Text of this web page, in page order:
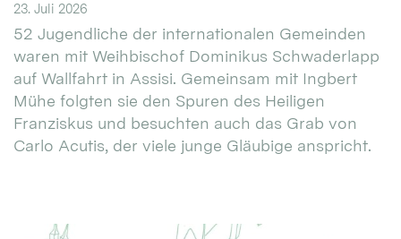
23. Juli 2026
52 Jugendliche der internationalen Gemeinden
waren mit Weihbischof Dominikus Schwaderlapp
auf Wallfahrt in Assisi. Gemeinsam mit Ingbert
Mühe folgten sie den Spuren des Heiligen
Franziskus und besuchten auch das Grab von
Carlo Acutis, der viele junge Gläubige anspricht.